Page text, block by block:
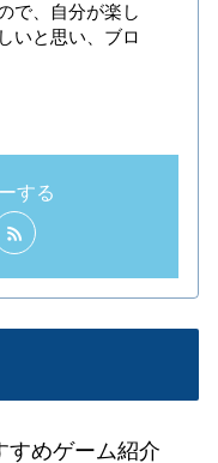
で、自分が楽し
いと思い、ブロ
する
すめゲーム紹介